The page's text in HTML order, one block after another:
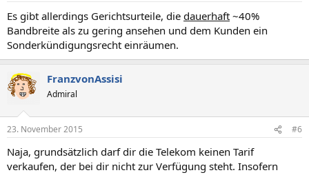
Es gibt allerdings Gerichtsurteile, die dauerhaft ~40%
Bandbreite als zu gering ansehen und dem Kunden ein
Sonderkündigungsrecht einräumen.
FranzvonAssisi
Admiral
23. November 2015 #6
Naja, grundsätzlich darf dir die Telekom keinen Tarif
verkaufen, der bei dir nicht zur Verfügung steht. Insofern